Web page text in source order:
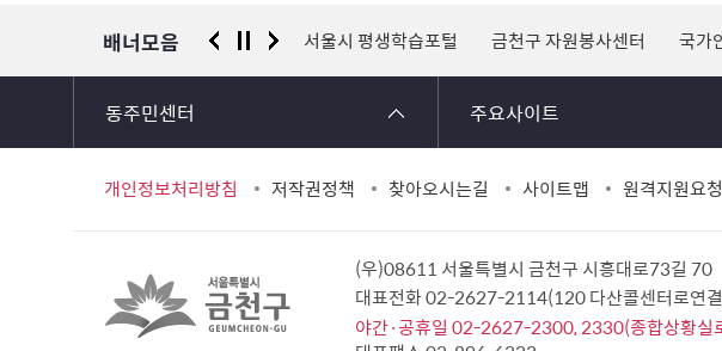
배너모음
경찰청 유실물 통합포털 서울시 평생학습포털 금천구 자원봉사센터 국가
동주민센터 주요사이트
개인정보처리방침 저작권정책 찾아오시는길 사이트맵 원격지원요청
(우)08611 서울특별시 금천구 시흥대로73길 70
대표전화 02-2627-2114(120 다산콜센터로연
야간·공휴일 02-2627-2300, 2330(종합상황실